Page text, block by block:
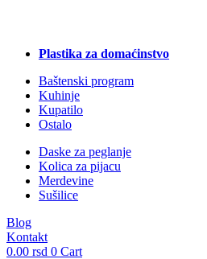
Plastika za domaćinstvo
Baštenski program
Kuhinje
Kupatilo
Ostalo
Daske za peglanje
Kolica za pijacu
Merdevine
Sušilice
Blog
Kontakt
0.00 rsd 0 Cart